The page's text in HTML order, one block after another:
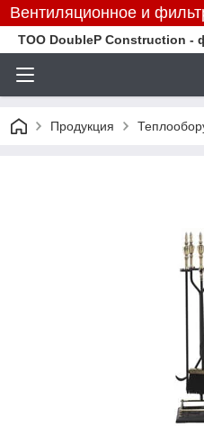
Вентиляционное и
TOO DoubleP Construction
Продукция